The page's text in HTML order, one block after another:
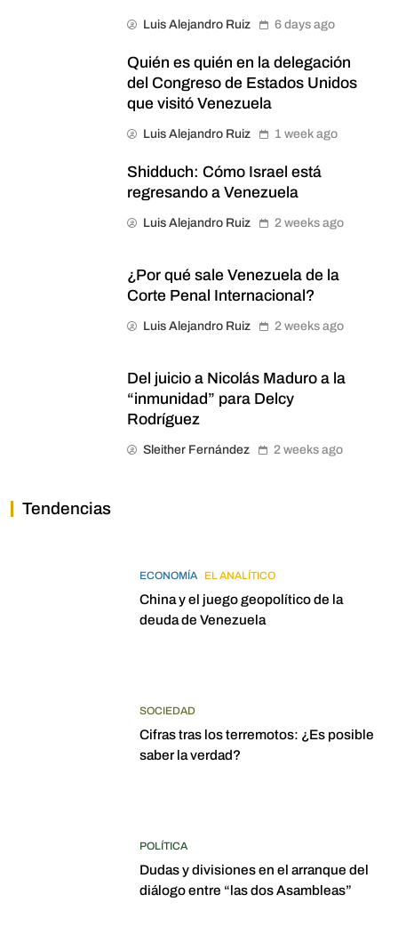
Luis Alejandro Ruiz 6 days ago
Quién es quién en la delegación
del Congreso de Estados Unidos
que visitó Venezuela
Luis Alejandro Ruiz 1 week ago
Shidduch: Cómo Israel está
regresando a Venezuela
Luis Alejandro Ruiz 2 weeks ago
¿Por qué sale Venezuela de la
Corte Penal Internacional?
Luis Alejandro Ruiz 2 weeks ago
Del juicio a Nicolás Maduro a la
“inmunidad” para Delcy
Rodríguez
Sleither Fernández 2 weeks ago
Tendencias
ECONOMÍA EL ANALÍTICO
China y el juego geopolítico de la
deuda de Venezuela
SOCIEDAD
Cifras tras los terremotos: ¿Es posible
saber la verdad?
POLÍTICA
Dudas y divisiones en el arranque del
diálogo entre “las dos Asambleas”